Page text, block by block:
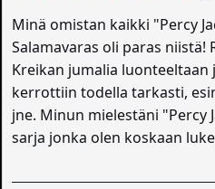
Minä omistan kaikki "Percy
Salamavaras oli paras niistä!
Kreikan jumalia luonteeltaan
kerrottiin todella tarkasti,
jne. Minun mielestäni "Percy
sarja jonka olen koskaan